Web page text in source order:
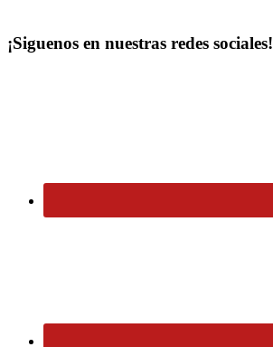
¡Siguenos en nuestras redes sociales!